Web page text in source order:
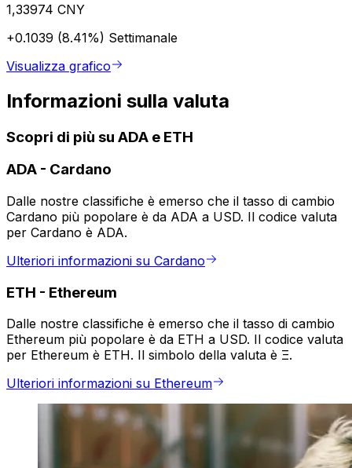
1,33974 CNY
+0.1039 (8.41%) Settimanale
Visualizza grafico
Informazioni sulla valuta
Scopri di più su ADA e ETH
ADA - Cardano
Dalle nostre classifiche è emerso che il tasso di cambio
Cardano più popolare è da ADA a USD. Il codice valuta
per Cardano è ADA.
Ulteriori informazioni su Cardano
ETH - Ethereum
Dalle nostre classifiche è emerso che il tasso di cambio
Ethereum più popolare è da ETH a USD. Il codice valuta
per Ethereum è ETH. Il simbolo della valuta è Ξ.
Ulteriori informazioni su Ethereum